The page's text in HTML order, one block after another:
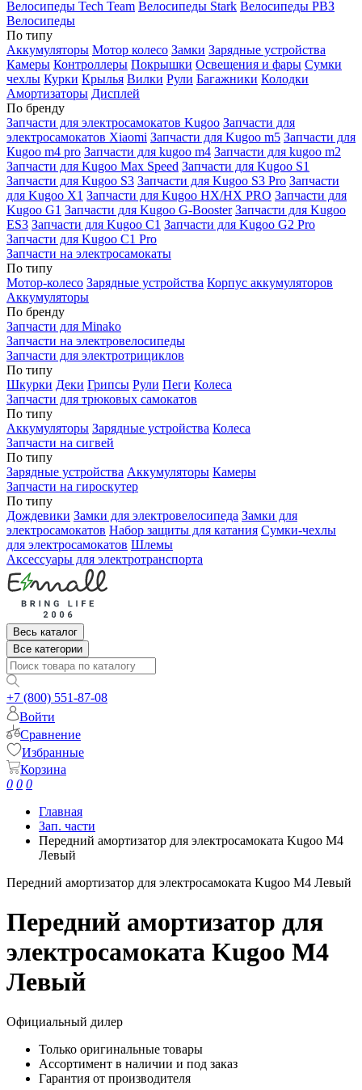
Велосипеды Tech Team Велосипеды Stark Велосипеды РВЗ
Велосипеды
По типу
Аккумуляторы Мотор колесо Замки Зарядные устройства
Камеры Контроллеры Покрышки Освещения и фары Сумки
чехлы Курки Крылья Вилки Рули Багажники Колодки
Амортизаторы Дисплей
По бренду
Запчасти для электросамокатов Kugoo Запчасти для
электросамокатов Xiaomi Запчасти для Kugoo m5 Запчасти для
Кugoo m4 pro Запчасти для kugoo m4 Запчасти для kugoo m2
Запчасти для Kugoo Max Speed Запчасти для Kugoo S1
Запчасти для Kugoo S3 Запчасти для Kugoo S3 Pro Запчасти
для Kugoo X1 Запчасти для Kugoo HX/HX PRO Запчасти для
Kugoo G1 Запчасти для Kugoo G-Booster Запчасти для Kugoo
ES3 Запчасти для Kugoo C1 Запчасти для Kugoo G2 Pro
Запчасти для Kugoo C1 Pro
Запчасти на электросамокаты
По типу
Мотор-колесо Зарядные устройства Корпус аккумуляторов
Аккумуляторы
По бренду
Запчасти для Minako
Запчасти на электровелосипеды
Запчасти для электротрициклов
По типу
Шкурки Деки Грипсы Рули Пеги Колеса
Запчасти для трюковых самокатов
По типу
Аккумуляторы Зарядные устройства Колеса
Запчасти на сигвей
По типу
Зарядные устройства Аккумуляторы Камеры
Запчасти на гироскутер
По типу
Дождевики Замки для электровелосипеда Замки для
электросамокатов Набор защиты для катания Сумки-чехлы
для электросамокатов Шлемы
Аксессуары для электротранспорта
Весь каталог
Все категории
+7 (800) 551-87-08
Войти
Сравнение
Избранные
Корзина
0 0 0
Главная
Зап. части
Передний амортизатор для электросамоката Kugoo M4
Левый
Передний амортизатор для электросамоката Kugoo M4 Левый
Передний амортизатор для
электросамоката Kugoo M4
Левый
Официальный дилер
Только оригинальные товары
Ассортимент в наличии и под заказ
Гарантия от производителя